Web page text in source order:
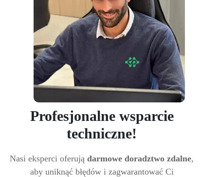
Profesjonalne wsparcie
techniczne!
Nasi eksperci oferują darmowe doradztwo zdalne,
aby uniknąć błędów i zagwarantować Ci